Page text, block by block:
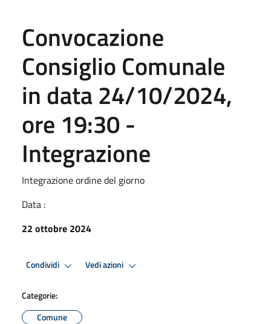
Convocazione
Consiglio Comunale
in data 24/10/2024,
ore 19:30 -
Integrazione
Integrazione ordine del giorno
Data :
22 ottobre 2024
Condividi Vedi azioni
Categorie:
Comune